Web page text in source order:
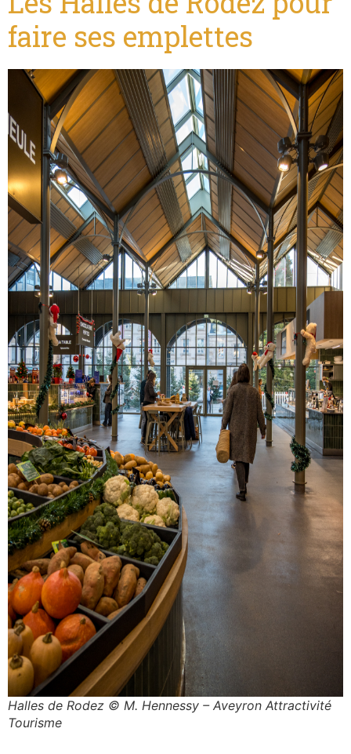
faire ses emplettes
Halles de Rodez © M. Hennessy – Aveyron Attractivité
Tourisme